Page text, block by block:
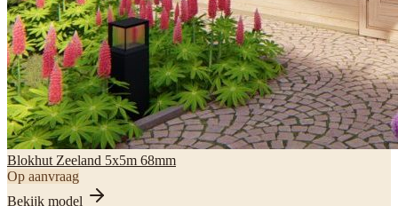
Blokhut Zeeland 5x5m 68mm
Op aanvraag
Bekijk model